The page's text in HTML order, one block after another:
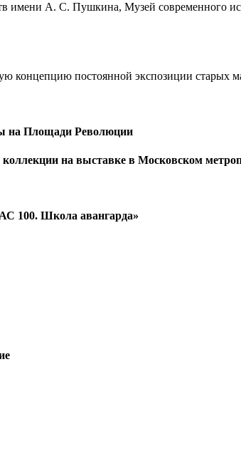
имени А. С. Пушкина, Музей современного
концепцию постоянной экспозиции старых
на Площади Революции
на выставке в Московском
100. Школа авангарда»